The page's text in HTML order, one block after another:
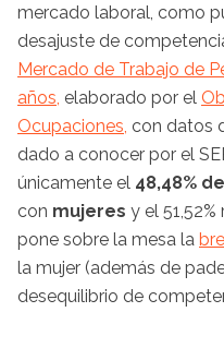
mercado laboral, como
desajuste de
Mercado de Trabajo de
años, elaborado por el
Ocupaciones, con datos
dado a conocer por el
únicamente el 48,48%
con mujeres y el
pone sobre la mesa la
la mujer (además de
desequilibrio de